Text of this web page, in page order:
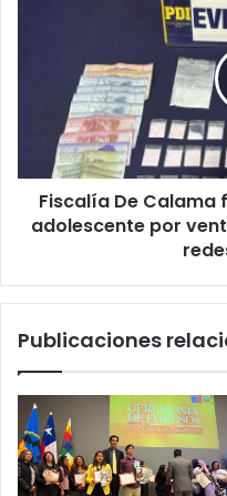
Fiscalía De Calama
adolescente por
Publicaciones